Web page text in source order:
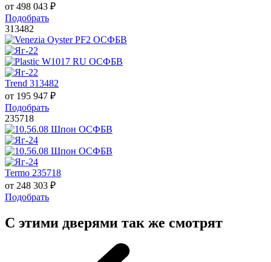
от 498 043 ₽
Подобрать
313482
Trend 313482
от 195 947 ₽
Подобрать
235718
Termo 235718
от 248 303 ₽
Подобрать
С этими дверями так же смотрят